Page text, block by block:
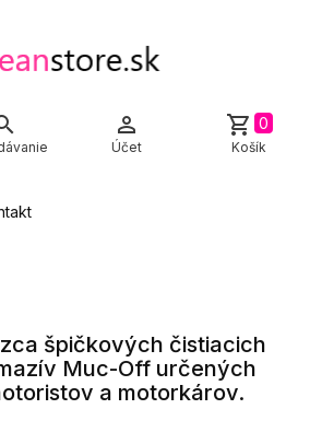

Účet
shopping_cart 0
Košík
špičkových čistiacich
Muc-Off určených
a motorkárov.